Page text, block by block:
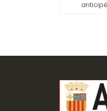
anticipé